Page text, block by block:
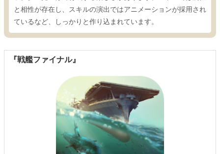
と相性が存在し、スキルの演出ではアニメーションが採用され
ているなど、しっかりと作り込まれています。
『戦艦ファイナル』